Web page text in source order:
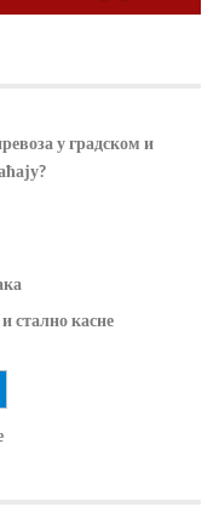
у градском и
стално касне